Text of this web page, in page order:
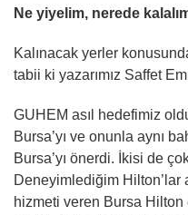
Ne yiyelim, nerede
Kalınacak yerler
tabii ki yazarımız Saffet
GUHEM asıl hedefimiz
Bursa’yı ve onunla aynı
Bursa’yı önerdi. İkisi de
Deneyimlediğim Hilton’lar
hizmeti veren Bursa